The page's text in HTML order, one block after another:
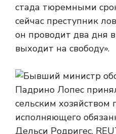
стада тюремными
сейчас преступник
он проводит два дня
выходит на свободу».